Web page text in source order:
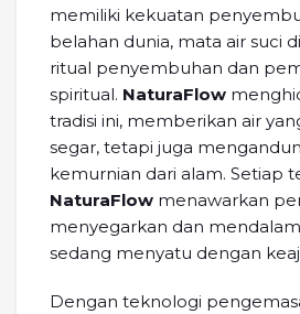
memiliki kekuatan
belahan dunia, mata air suci
ritual penyembuhan dan
spiritual. NaturaFlow
tradisi ini, memberikan air
segar, tetapi juga
kemurnian dari alam. Setiap
NaturaFlow menawarkan
menyegarkan dan
sedang menyatu dengan
Dengan teknologi